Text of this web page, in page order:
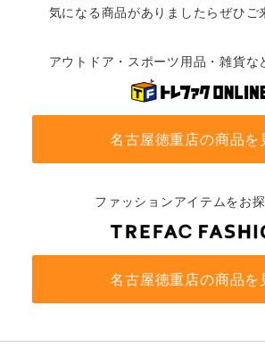
気になる商品がありましたらぜひご
アウトドア・スポーツ用品・雑貨な
名古屋徳重店の商品を
ファッションアイテムをお
名古屋徳重店の商品を